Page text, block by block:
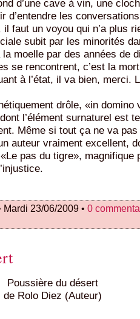
d’une cave à vin, une
d’entendre les
faut un voyou qui n’a plus
subit par les minorités
la moelle par des années de
se rencontrent, c’est la
à l’état, il va bien, merci.
drôle, «in domino
l’élément surnaturel est
Même si tout ça ne va
auteur vraiment excellent,
pas du tigre», magnifique
Mardi 23/06/2009 • 0
Poussière du désert
de Rolo Diez (Auteur)